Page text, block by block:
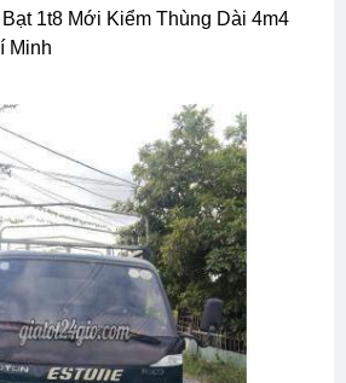
1t8 Mới Kiểm Thùng Dài 4m4
Minh